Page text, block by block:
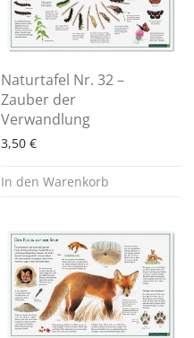
Naturtafel Nr. 32 –
Zauber der
Verwandlung
3,50 €
In den Warenkorb